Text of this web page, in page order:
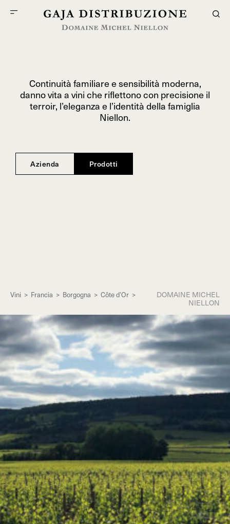
Continuità familiare e sensibilità moderna,
danno vita a vini che riflettono con precisione il
terroir, l’eleganza e l’identità della famiglia
Niellon.
Azienda Prodotti
Vini > Francia > Borgogna > Côte d’Or >
DOMAINE MICHEL
NIELLON